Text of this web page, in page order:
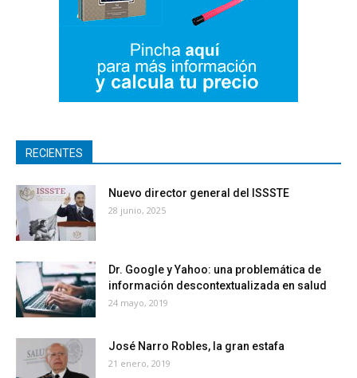
RECIENTES
Nuevo director general del ISSSTE
28 junio, 2025
Dr. Google y Yahoo: una problemática de
información descontextualizada en salud
24 mayo, 2019
José Narro Robles, la gran estafa
21 enero, 2019